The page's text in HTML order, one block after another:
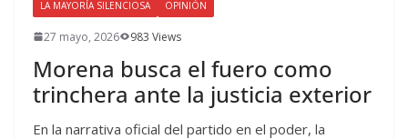
LA MAYORÍA SILENCIOSA OPINIÓN
27 mayo, 2026 983 Views
Morena busca el fuero como
trinchera ante la justicia exterior
En la narrativa oficial del partido en el poder, la